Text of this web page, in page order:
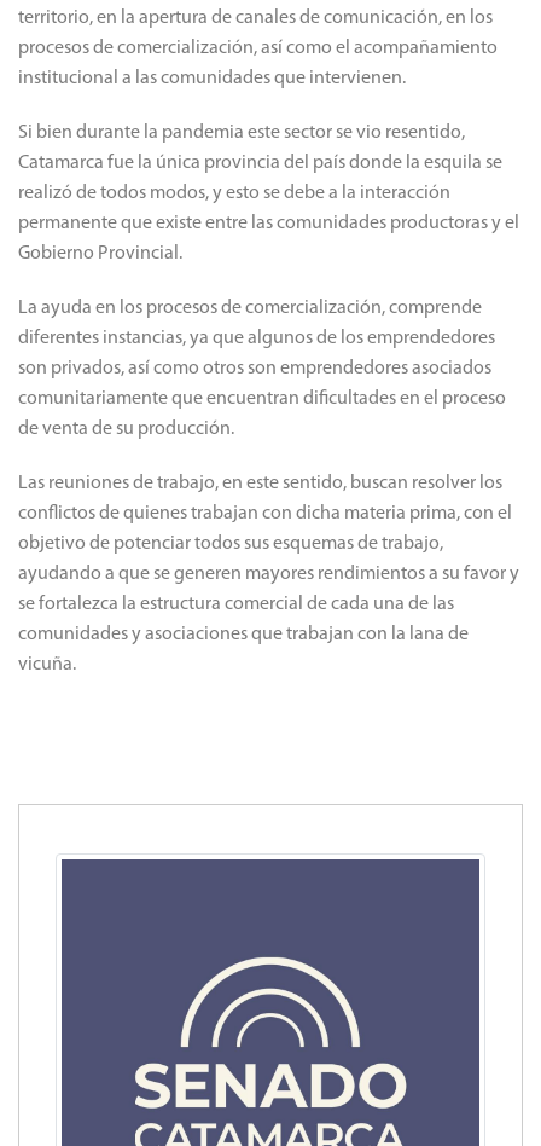
territorio, en la apertura de canales de comunicación, en los
procesos de comercialización, así como el acompañamiento
institucional a las comunidades que intervienen.
Si bien durante la pandemia este sector se vio resentido,
Catamarca fue la única provincia del país donde la esquila se
realizó de todos modos, y esto se debe a la interacción
permanente que existe entre las comunidades productoras y el
Gobierno Provincial.
La ayuda en los procesos de comercialización, comprende
diferentes instancias, ya que algunos de los emprendedores
son privados, así como otros son emprendedores asociados
comunitariamente que encuentran dificultades en el proceso
de venta de su producción.
Las reuniones de trabajo, en este sentido, buscan resolver los
conflictos de quienes trabajan con dicha materia prima, con el
objetivo de potenciar todos sus esquemas de trabajo,
ayudando a que se generen mayores rendimientos a su favor y
se fortalezca la estructura comercial de cada una de las
comunidades y asociaciones que trabajan con la lana de
vicuña.